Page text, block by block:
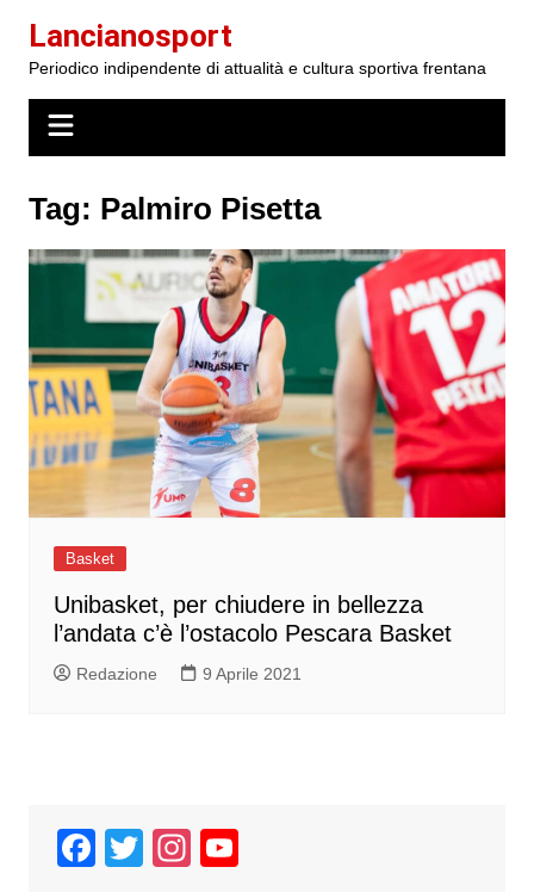
contenuto
Lancianosport
Periodico indipendente di attualità e cultura sportiva frentana
Tag: Palmiro Pisetta
Basket
Unibasket, per chiudere in bellezza
l’andata c’è l’ostacolo Pescara Basket
Redazione 9 Aprile 2021
F
T
In